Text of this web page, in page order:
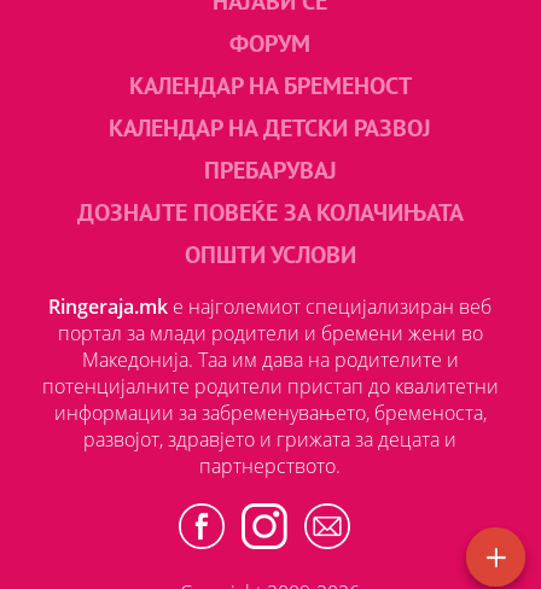
ФОРУМ
КАЛЕНДАР НА БРЕМЕНОСТ
КАЛЕНДАР НА ДЕТСКИ РАЗВОЈ
ПРЕБАРУВАЈ
ДОЗНАЈТЕ ПОВЕЌЕ ЗА КОЛАЧИЊАТА
ОПШТИ УСЛОВИ
Ringeraja.mk е најголемиот специјализиран веб
портал за млади родители и бремени жени во
Македонија. Таа им дава на родителите и
потенцијалните родители пристап до квалитетни
информации за забременувањето, бременоста,
развојот, здравјето и грижата за децата и
партнерството.